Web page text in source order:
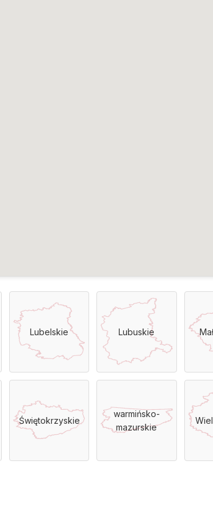
Lubelskie Lubuskie
Świętokrzyskie
warmińsko-
mazurskie